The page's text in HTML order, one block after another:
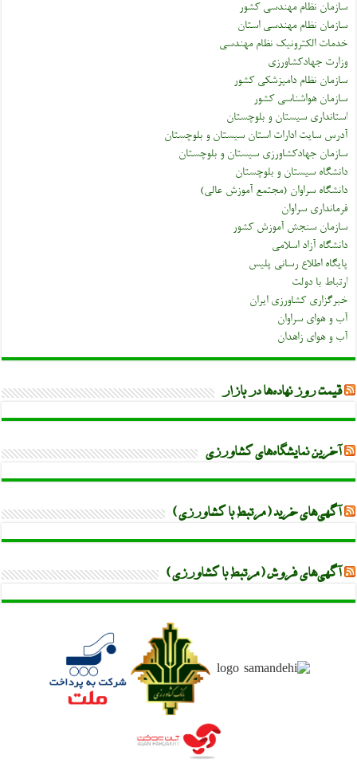
سازمان نظام مهندسی کشور
سازمان نظام مهندسی استان
خدمات الکترونیک نظام مهندسی
وزارت جهادکشاورزی
سازمان نظام دامپزشکی کشور
سازمان هواشناسی کشور
استانداری سیستان و بلوچستان
آدرس سایت ادارات استان سیستان و بلوچستان
سازمان جهادکشاورزی سیستان و بلوچستان
دانشگاه سیستان و بلوچستان
دانشگاه سراوان (مجتمع آموزش عالی)
فرمانداری سراوان
سازمان سنجش آموزش کشور
دانشگاه آزاد اسلامی
پایگاه اطلاع رسانی پلیس
ارتباط با دولت
خبرگزاری کشاورزی ایران
آب و هوای سراوان
آب و هوای زاهدان
قیمت روز نهاده‌ها در بازار
آخرین نمایشگاه‌های کشاورزی
آگهی‌های خرید (مرتبط با کشاورزی)
آگهی‌های فروش (مرتبط با کشاورزی)